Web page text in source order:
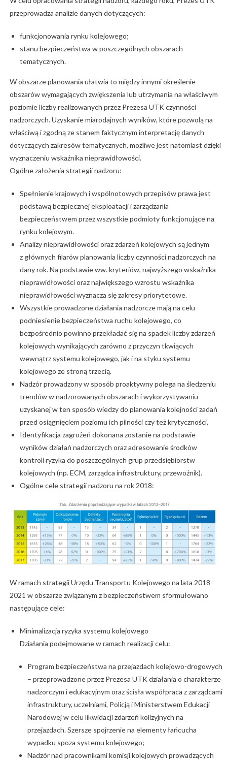
przeprowadza analizie danych dotyczących:
funkcjonowania rynku kolejowego;
stanu bezpieczeństwa w poszczególnych obszarach
tematycznych.
W obszarze planowania ułatwia to między innymi określenie
obszarów wymagających zwiększenia lub utrzymania na właściwym
poziomie liczby realizowanych przez Prezesa UTK czynności
nadzorczych. Uzyskanie miarodajnych wyników, które pozwolą na
właściwą i zgodną ze stanem faktycznym interpretację danych
dotyczących zakresów tematycznych, możliwe jest natomiast dzięki
wyznaczeniu wskaźnika nieprawidłowości.
Ogólne założenia strategii nadzoru:
Spełnienie krajowych i wspólnotowych przepisów prawa jest
podstawą bezpiecznej eksploatacji i zarządzania
bezpieczeństwem przez wszystkie podmioty funkcjonujące na
rynku kolejowym.
Analizy nieprawidłowości oraz zdarzeń kolejowych są jednym
z głównych filarów planowania liczby czynności nadzorczych na
dany rok. Na podstawie ww. kryteriów, najwyższego wskaźnika
nieprawidłowości oraz największego wzrostu wskaźnika
nieprawidłowości wyznacza się zakresy priorytetowe.
Wszystkie prowadzone działania nadzorcze mają na celu
podniesienie bezpieczeństwa ruchu kolejowego, co
bezpośrednio powinno przekładać się na spadek liczby zdarzeń
kolejowych wynikających zarówno z przyczyn tkwiących
wewnątrz systemu kolejowego, jak i na styku systemu
kolejowego ze stroną trzecią.
Nadzór prowadzony w sposób proaktywny polega na śledzeniu
trendów w nadzorowanych obszarach i wykorzystywaniu
uzyskanej w ten sposób wiedzy do planowania kolejności zadań
przed osiągnięciem poziomu ich pilności czy też krytyczności.
Identyfikacja zagrożeń dokonana zostanie na podstawie
wyników działań nadzorczych oraz adresowanie środków
kontroli ryzyka do poszczególnych grup przedsiębiorstw
kolejowych (np. ECM, zarządca infrastruktury, przewoźnik).
Ogólne cele strategii nadzoru na rok 2018:
W ramach strategii Urzędu Transportu Kolejowego na lata 2018-
2021 w obszarze związanym z bezpieczeństwem sformułowano
następujące cele:
Minimalizacja ryzyka systemu kolejowego
Działania podejmowane w ramach realizacji celu:
Program bezpieczeństwa na przejazdach kolejowo-drogowych
– przeprowadzone przez Prezesa UTK działania o charakterze
nadzorczym i edukacyjnym oraz ścisła współpraca z zarządcami
infrastruktury, uczelniami, Policją i Ministerstwem Edukacji
Narodowej w celu likwidacji zdarzeń kolizyjnych na
przejazdach. Szersze spojrzenie na elementy łańcucha
wypadku spoza systemu kolejowego;
Nadzór nad pracownikami komisji kolejowych prowadzących